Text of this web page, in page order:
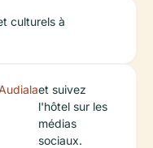
culturels à
Audialaet suivez
l'hôtel sur les
médias
sociaux.